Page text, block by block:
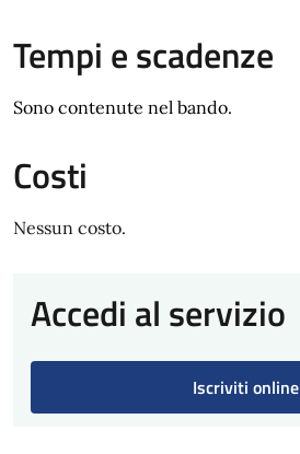
Tempi e scadenze
Sono contenute nel bando.
Costi
Nessun costo.
Accedi al servizio
Iscriviti online